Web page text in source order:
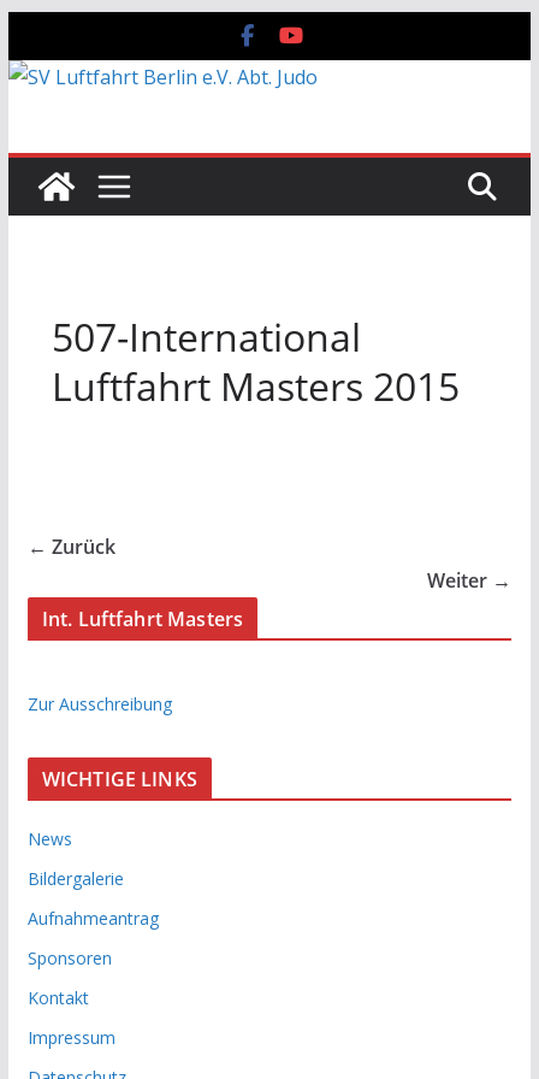
Inhalt
507-International
Luftfahrt Masters 2015
← Zurück
Weiter →
Int. Luftfahrt Masters
Zur Ausschreibung
WICHTIGE LINKS
News
Bildergalerie
Aufnahmeantrag
Sponsoren
Kontakt
Impressum